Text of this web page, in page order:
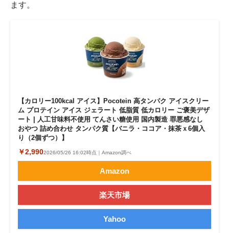
進化するPCとデバイスの未来
ビジネスと働き方のヒント
企業ITのトレンドを詳説
経営リーダーのコミュニティ
マーケ×ITの今がよく分かる
ITエンジニア向け専門サイト
企業向けIT製品の総合サイト
IT製品の技術・比較・事例
製造業のIT導入・活用を支援
ます。
【カロリー100kcal アイス】Pocotein 高タンパク アイスクリー
ム プロテイン アイス ジェラート 低脂質 低カロリー ご褒美デザ
ート | 人工甘味料不使用 てんさい糖使用 国内製造 罪悪感なし
おやつ 詰め合わせ タンパク質【バニラ・ココア・抹茶ｘ6個入
り（2個ずつ）】
￥2,9902026/05/26 16:02時点｜Amazon調べ
Amazon
楽天市場
Yahoo